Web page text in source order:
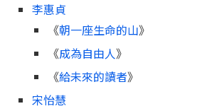
李惠貞
《朝一座生命的山》
《成為自由人》
《給未來的讀者》
宋怡慧